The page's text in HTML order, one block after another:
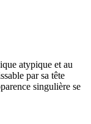
atypique et au
par sa tête
singulière se